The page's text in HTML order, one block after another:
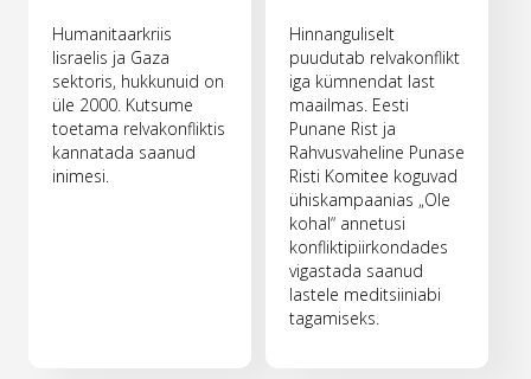
Humanitaarkriis
Iisraelis ja Gaza
sektoris, hukkunuid on
üle 2000. Kutsume
toetama relvakonfliktis
kannatada saanud
inimesi.
Hinnanguliselt
puudutab relvakonflikt
iga kümnendat last
maailmas. Eesti
Punane Rist ja
Rahvusvaheline Punase
Risti Komitee koguvad
ühiskampaanias „Ole
kohal“ annetusi
konfliktipiirkondades
vigastada saanud
lastele meditsiiniabi
tagamiseks.